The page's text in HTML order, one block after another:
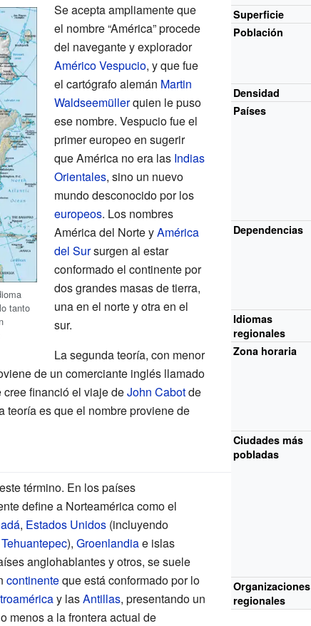
Superficie
Población
Densidad
Países
Dependencias
Idiomas
regionales
Zona horaria
Ciudades más
pobladas
Organizaciones
regionales
tanto
Se acepta ampliamente que
el nombre “América” procede
del navegante y explorador
Américo Vespucio, y que fue
el cartógrafo alemán Martin
Waldseemüllerquien le puso
ese nombre. Vespucio fue el
primer europeo en sugerir
que América no era las Indias
Orientales, sino un nuevo
mundo desconocido por los
europeos. Los nombres
América del Norte yAmérica
del Sursurgen al estar
conformado el continente por
dos grandes masas de tierra,
una en el norte y otra en el
sur.
La segunda teoría, con menor
de un comerciante inglés llamado
cree financió el viaje deJohn Cabotde
teoría es que el nombre proviene de
término. En los países
define a Norteamérica como el
, Estados Unidos(incluyendo
), Groenlandiae islas
anglohablantes y otros, se suele
continenteque está conformado por lo
y lasAntillas, presentando un
menos a la frontera actual de